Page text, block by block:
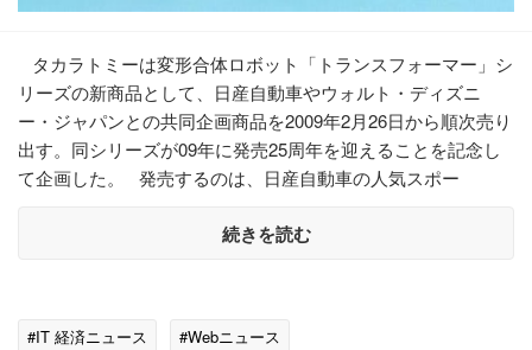
タカラトミーは変形合体ロボット「トランスフォーマー」シ
リーズの新商品として、日産自動車やウォルト・ディズニ
ー・ジャパンとの共同企画商品を2009年2月26日から順次売り
出す。同シリーズが09年に発売25周年を迎えることを記念し
て企画した。 発売するのは、日産自動車の人気スポー
続きを読む
#IT 経済ニュース #Webニュース